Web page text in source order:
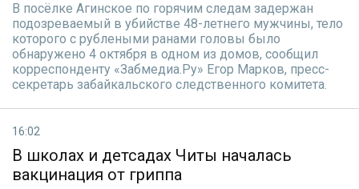
В посёлке Агинское по горячим следам задержан
подозреваемый в убийстве 48-летнего мужчины, тело
которого с рублеными ранами головы было
обнаружено 4 октября в одном из домов, сообщил
корреспонденту «Забмедиа.Ру» Егор Марков, пресс-
секретарь забайкальского следственного комитета.
16:02
В школах и детсадах Читы началась
вакцинация от гриппа